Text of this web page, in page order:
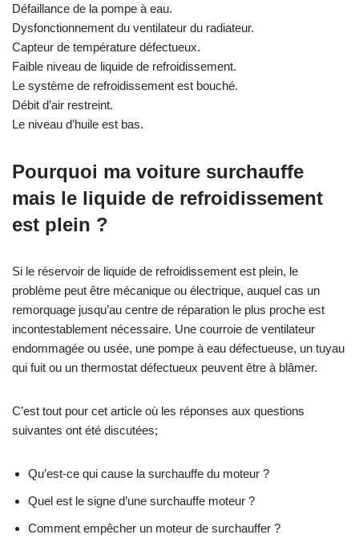
Défaillance de la pompe à eau.
Dysfonctionnement du ventilateur du radiateur.
Capteur de température défectueux.
Faible niveau de liquide de refroidissement.
Le système de refroidissement est bouché.
Débit d’air restreint.
Le niveau d’huile est bas.
Pourquoi ma voiture surchauffe
mais le liquide de refroidissement
est plein ?
Si le réservoir de liquide de refroidissement est plein, le
problème peut être mécanique ou électrique, auquel cas un
remorquage jusqu’au centre de réparation le plus proche est
incontestablement nécessaire. Une courroie de ventilateur
endommagée ou usée, une pompe à eau défectueuse, un tuyau
qui fuit ou un thermostat défectueux peuvent être à blâmer.
C’est tout pour cet article où les réponses aux questions
suivantes ont été discutées;
Qu’est-ce qui cause la surchauffe du moteur ?
Quel est le signe d’une surchauffe moteur ?
Comment empêcher un moteur de surchauffer ?